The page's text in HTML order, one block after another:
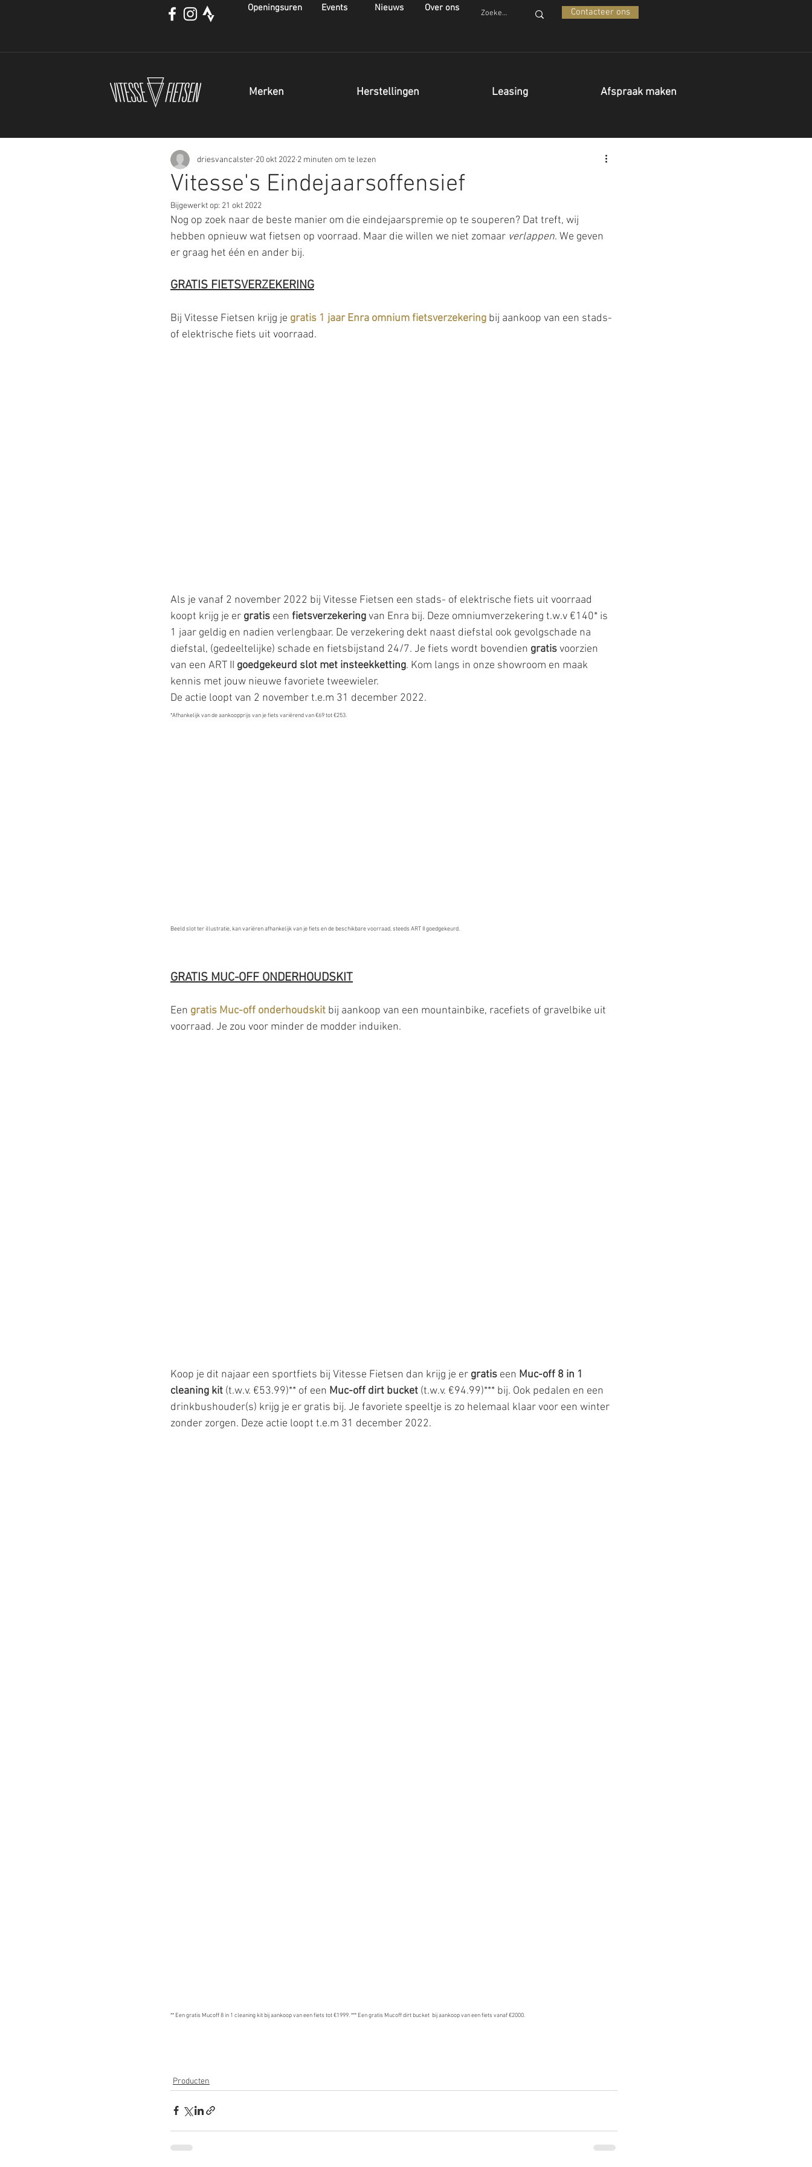
Openingsuren Events Nieuws Over ons Contacteer ons
Merken Herstellingen Leasing Afspraak maken
Vitesse's Eindejaarsoffensief
driesvancalster 20 okt 2022 2 minuten om te lezen
Bijgewerkt op: 21 okt 2022
Nog op zoek naar de beste manier om die eindejaarspremie op te souperen? Dat treft, wij
hebben opnieuw wat fietsen op voorraad. Maar die willen we niet zomaar verlappen. We geven
er graag het één en ander bij.
GRATIS FIETSVERZEKERING
Bij Vitesse Fietsen krijg je gratis 1 jaar Enra omnium fietsverzekering bij aankoop van een stads-
of elektrische fiets uit voorraad.
Als je vanaf 2 november 2022 bij Vitesse Fietsen een stads- of elektrische fiets uit voorraad
koopt krijg je er gratis een fietsverzekering van Enra bij. Deze omniumverzekering t.w.v €140* is
1 jaar geldig en nadien verlengbaar. De verzekering dekt naast diefstal ook gevolgschade na
diefstal, (gedeeltelijke) schade en fietsbijstand 24/7. Je fiets wordt bovendien gratis voorzien
van een ART II goedgekeurd slot met insteekketting. Kom langs in onze showroom en maak
kennis met jouw nieuwe favoriete tweewieler.
De actie loopt van 2 november t.e.m 31 december 2022.
*Afhankelijk van de aankoopprijs van je fiets variërend van €69 tot €253.
Beeld slot ter illustratie, kan variëren afhankelijk van je fiets en de beschikbare voorraad, steeds ART II goedgekeurd.
GRATIS MUC-OFF ONDERHOUDSKIT
Een gratis Muc-off onderhoudskit bij aankoop van een mountainbike, racefiets of gravelbike uit
voorraad. Je zou voor minder de modder induiken.
Koop je dit najaar een sportfiets bij Vitesse Fietsen dan krijg je er gratis een Muc-off 8 in 1
cleaning kit (t.w.v. €53.99)** of een Muc-off dirt bucket (t.w.v. €94.99)*** bij. Ook pedalen en een
drinkbushouder(s) krijg je er gratis bij. Je favoriete speeltje is zo helemaal klaar voor een winter
zonder zorgen. Deze actie loopt t.e.m 31 december 2022.
** Een gratis Mucoff 8 in 1 cleaning kit bij aankoop van een fiets tot €1999. *** Een gratis Mucoff dirt bucket  bij aankoop van een fiets vanaf €2000.
Producten